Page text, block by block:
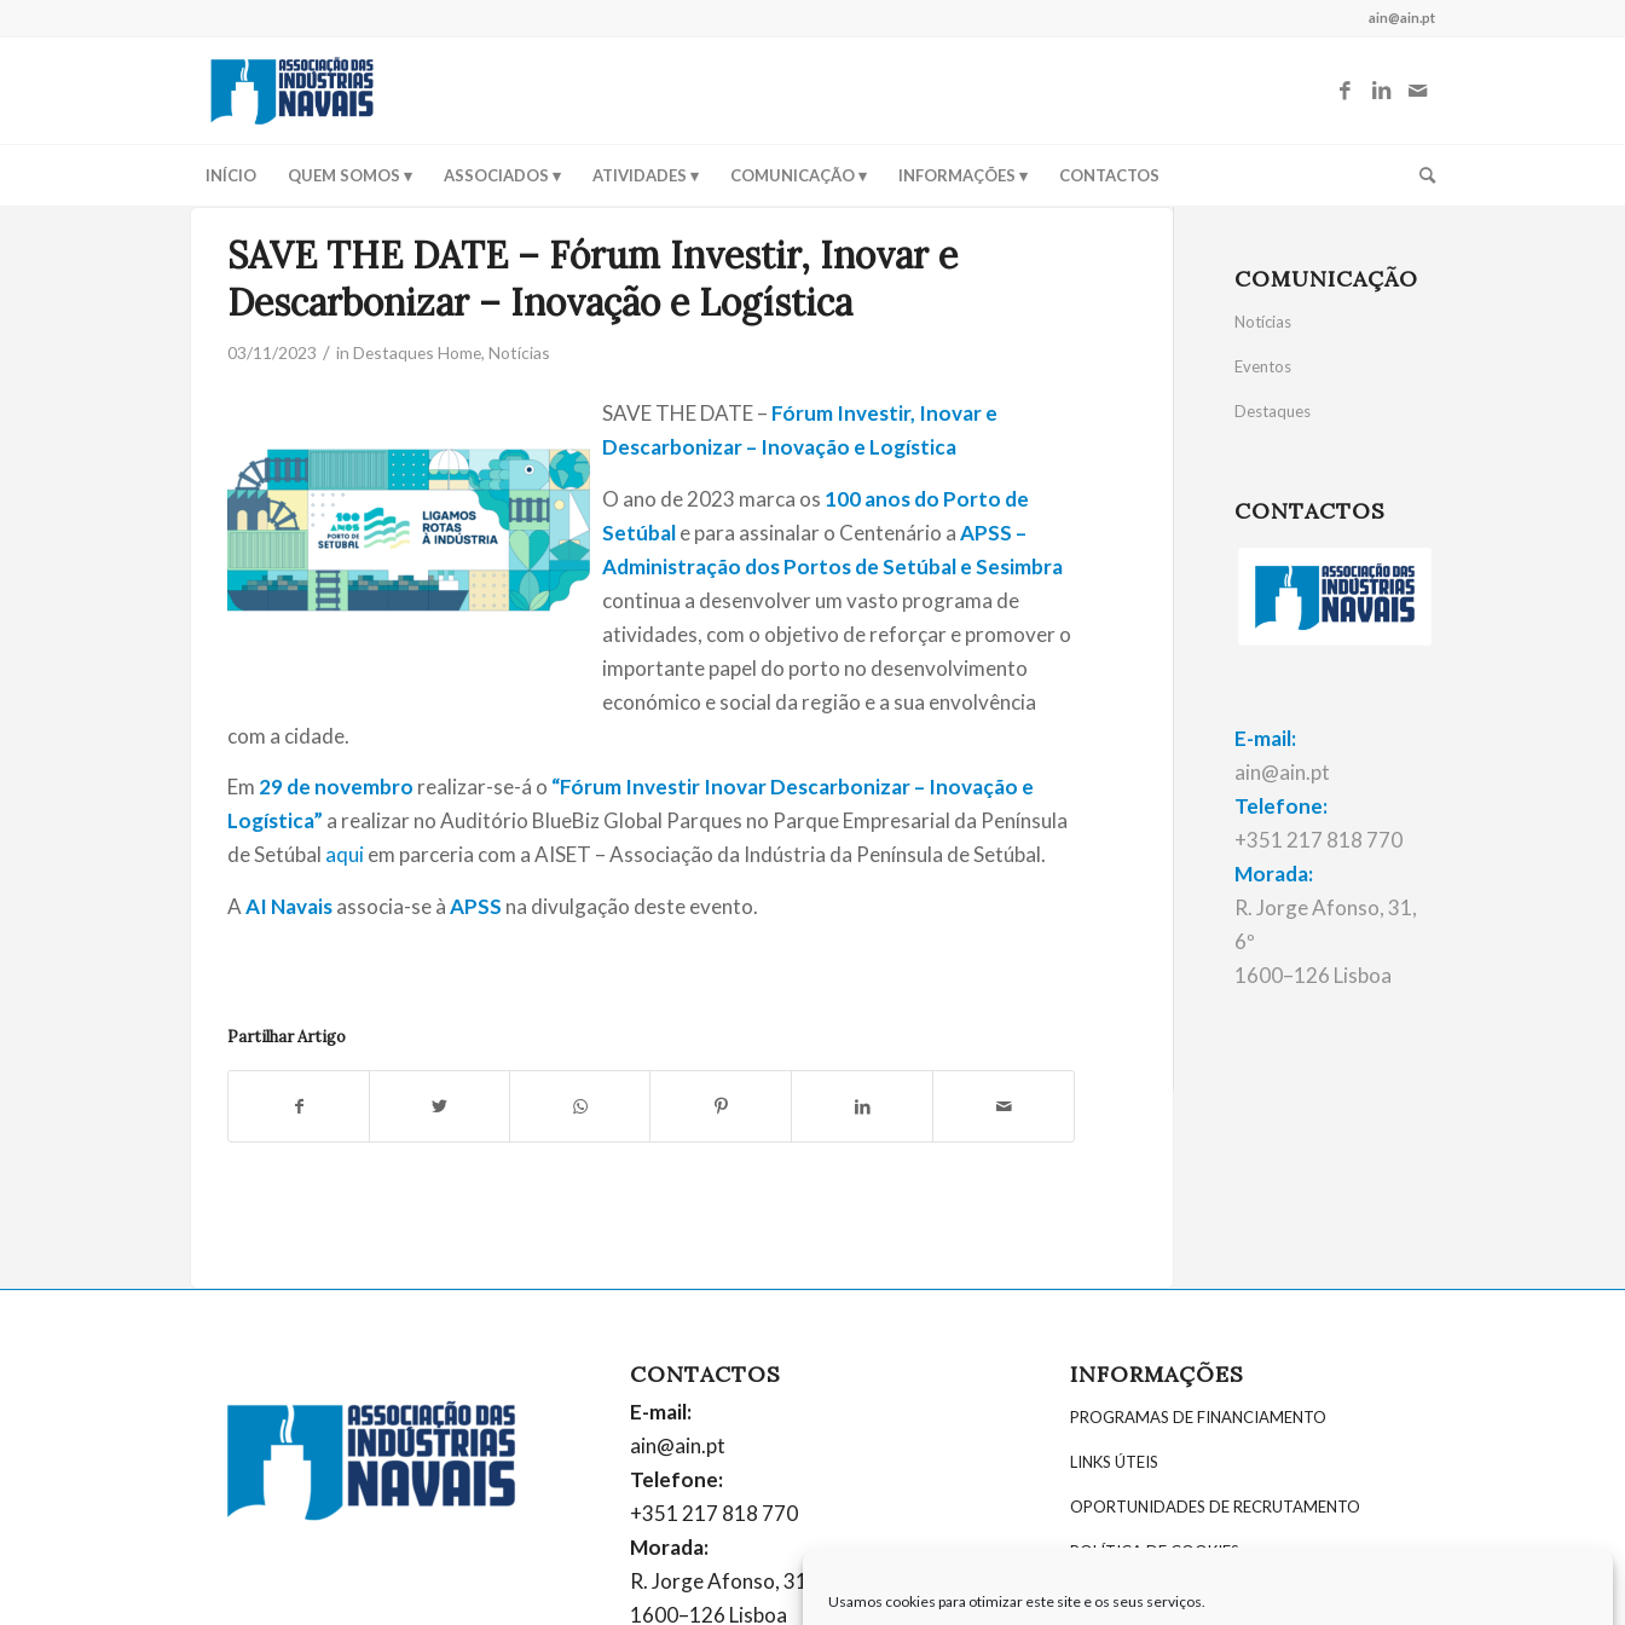
Usamos cookies para otimizar este site e os seus serviços.
ain@ain.pt
INÍCIO QUEM SOMOS ASSOCIADOS ATIVIDADES COMUNICAÇÃO INFORMAÇÕES CONTACTOS
SAVE THE DATE – Fórum Investir, Inovar e
Descarbonizar – Inovação e Logística
03/11/2023 / in Destaques Home, Notícias
SAVE THE DATE – Fórum Investir, Inovar e
Descarbonizar – Inovação e Logística
O ano de 2023 marca os 100 anos do Porto de
Setúbale para assinalar o Centenário aAPSS –
Administração dos Portos de Setúbal e Sesimbra
continua a desenvolver um vasto programa de
atividades, com o objetivo de reforçar e promover o
importante papel do porto no desenvolvimento
económico e social da região e a sua envolvência
com a cidade.
Em 29 de novembro realizar-se-á o “Fórum Investir Inovar Descarbonizar – Inovação e
Logística” a realizar no Auditório BlueBiz Global Parques no Parque Empresarial da Península
de Setúbal aquiem parceria com a AISET – Associação da Indústria da Península de Setúbal.
AAI Navaisassocia-se àAPSS na divulgação deste evento.
Partilhar Artigo
COMUNICAÇÃO
Notícias
Eventos
Destaques
CONTACTOS
E-mail:
ain@ain.pt
Telefone:
+351 217 818 770
Morada:
R. Jorge Afonso, 31,
6º
1600–126 Lisboa
CONTACTOS
E-mail:
ain@ain.pt
Telefone:
+351 217 818 770
Morada:
R. Jorge Afonso, 31, 6º
1600–126 Lisboa
INFORMAÇÕES
PROGRAMAS DE FINANCIAMENTO
LINKS ÚTEIS
OPORTUNIDADES DE RECRUTAMENTO
POLÍTICA DE COOKIES
POLÍTICA DE PRIVACIDADE